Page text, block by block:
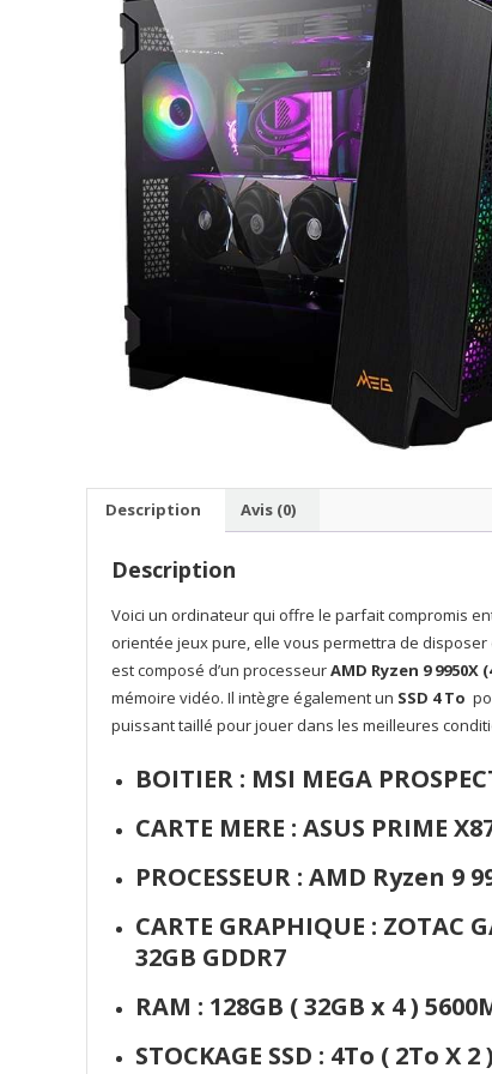
Description Avis (0)
Description
Voici un ordinateur qui offre le parfait compromis
orientée jeux pure, elle vous permettra de
est composé d’un processeurAMD Ryzen 9 9950X
mémoire vidéo. Il intègre également un SSD 4 To
puissant taillé pour jouer dans les meilleures
BOITIER : MSI MEGA
CARTE MERE : ASUS PRIME
PROCESSEUR : AMD Ryzen 9
CARTE GRAPHIQUE : ZOTAC
32GB GDDR7
RAM : 128GB ( 32GB x 4 )
STOCKAGE SSD : 4To ( 2To X